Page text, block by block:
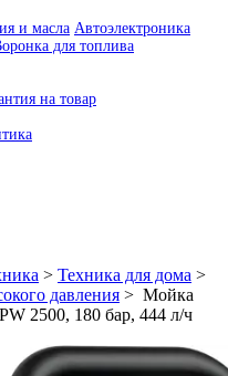
и масла Автоэлектроника
для топлива
на товар
> Техника для дома >
давления > Мойка
2500, 180 бар, 444 л/ч